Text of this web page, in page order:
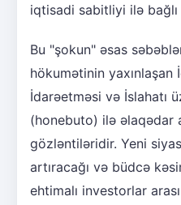
iqtisadi sabitliyi ilə bağlı
Bu "şokun" əsas
hökumətinin
İdarəetməsi və İslahatı
(honebuto) ilə əlaqədar
gözləntiləridir. Yeni
artıracağı və büdcə
ehtimalı investorlar